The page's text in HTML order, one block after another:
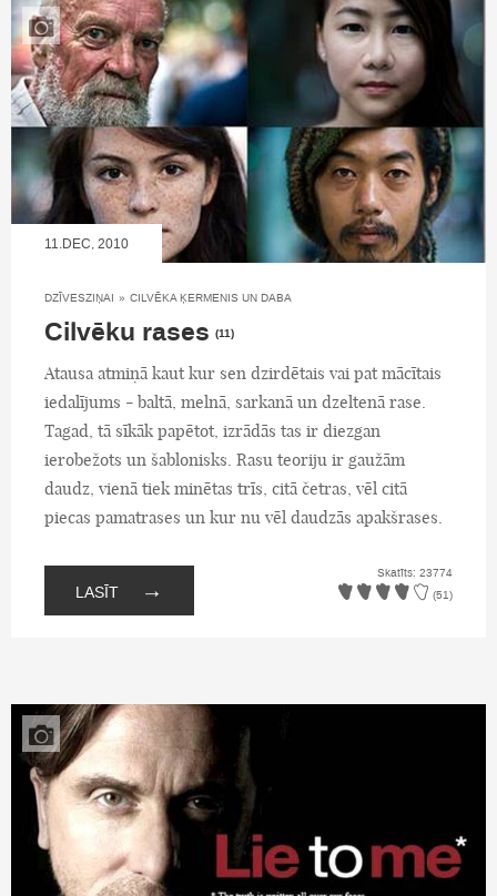
11.DEC, 2010
DZĪVESZIŅAI » CILVĒKA ĶERMENIS UN DABA
Cilvēku rases (11)
Atausa atmiņā kaut kur sen dzirdētais vai pat mācītais
iedalījums - baltā, melnā, sarkanā un dzeltenā rase.
Tagad, tā sīkāk papētot, izrādās tas ir diezgan
ierobežots un šablonisks. Rasu teoriju ir gaužām
daudz, vienā tiek minētas trīs, citā četras, vēl citā
piecas pamatrases un kur nu vēl daudzās apakšrases.
LASĪT →
Skatīts: 23774
(51)